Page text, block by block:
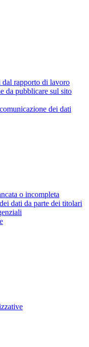
dal rapporto di lavoro
da pubblicare sul sito
dei dati
o incompleta
dati da parte dei titolari